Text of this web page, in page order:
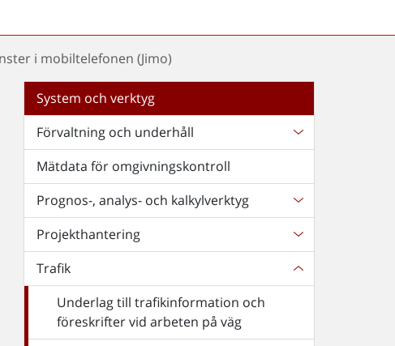
i mobiltelefonen (Jimo)
System och verktyg
Förvaltning och underhåll
Mätdata för omgivningskontroll
Prognos-, analys- och kalkylverktyg
Projekthantering
Trafik
Underlag till trafikinformation och
föreskrifter vid arbeten på väg